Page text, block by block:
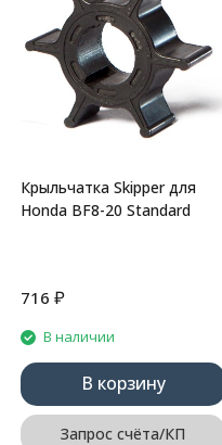
Крыльчатка Skipper для
Honda BF8-20 Standard
716 ₽
В наличии
В корзину
Запрос счёта/КП